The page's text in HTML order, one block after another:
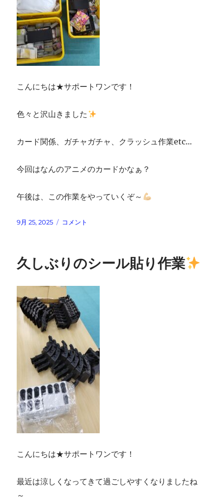
こんにちは★サポートワンです！
色々と沢山きました
カード関係、ガチャガチャ、クラッシュ作業etc…
今回はなんのアニメのカードかなぁ？
午後は、この作業をやっていくぞ～
投
9月 25, 2025
ア
ズ
メ
ト
関
係
の
仕
事
が
沢
山
来
ま
し
た！
に
コメント
久しぶりのシール貼り作業
こんにちは★サポートワンです！
最近は涼しくなってきて過ごしやすくなりましたね
～